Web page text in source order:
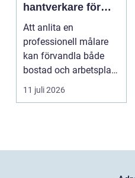
hantverkare för
hem och företag
Att anlita en
professionell målare
kan förvandla både
bostad och arbetsplats
på kort tid. Färger, yt...
11 juli 2026